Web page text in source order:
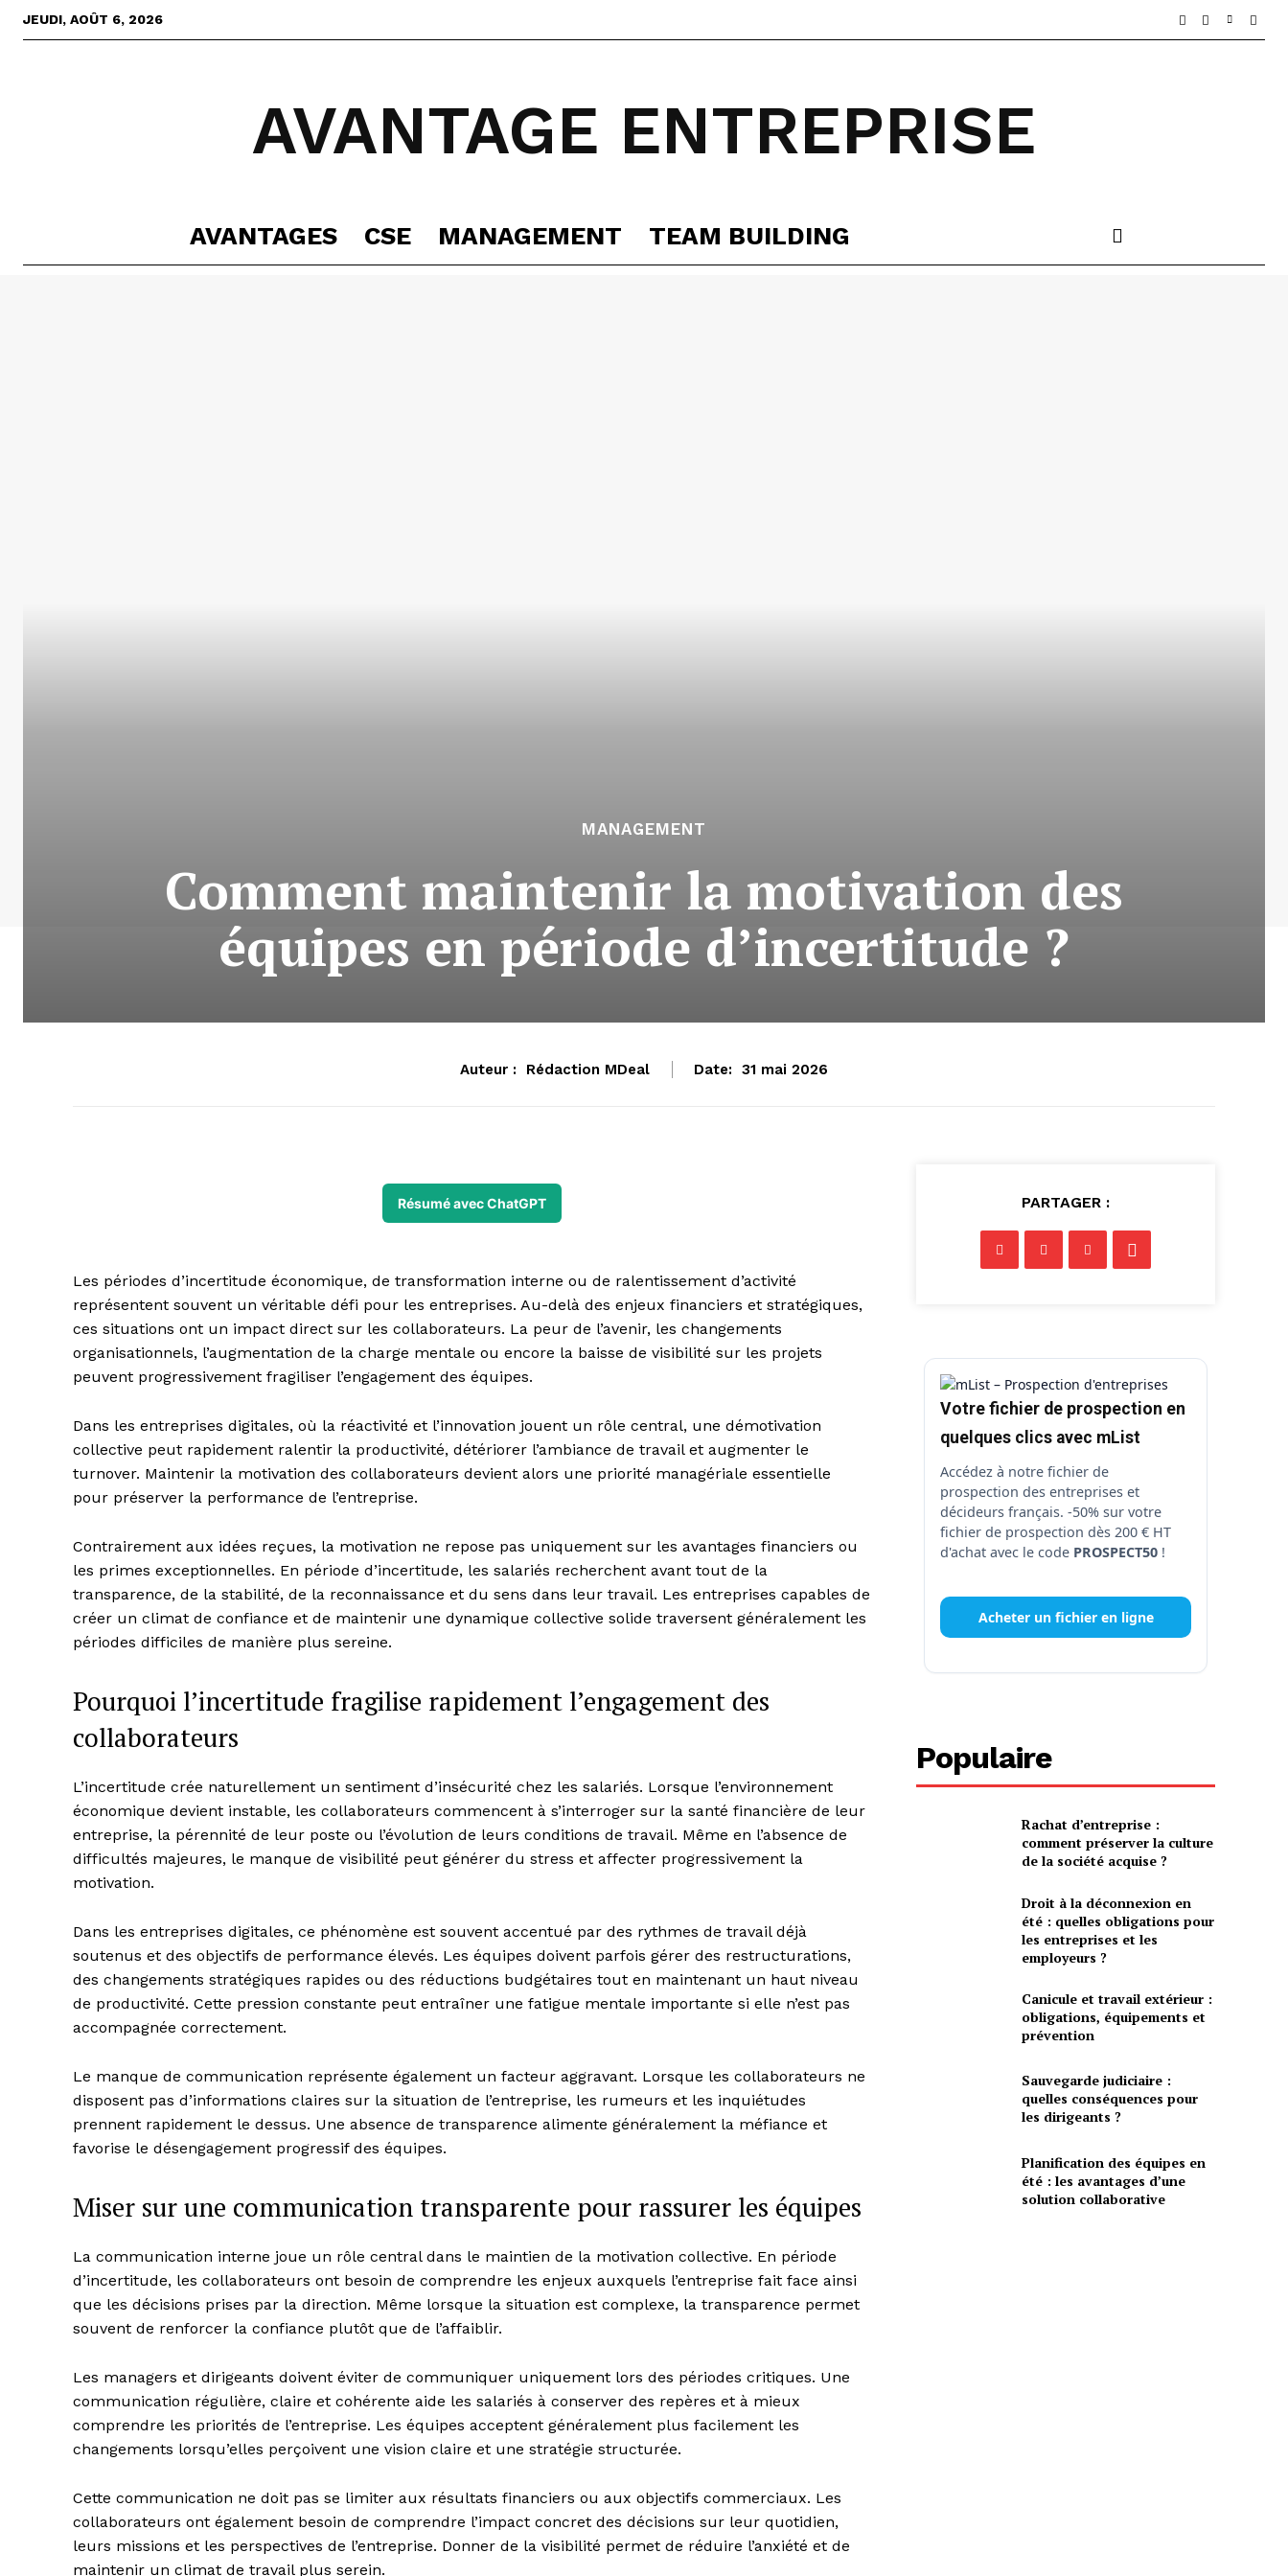
JEUDI, AOÛT 6, 2026
AVANTAGE ENTREPRISE
AVANTAGES CSE MANAGEMENT TEAM BUILDING
MANAGEMENT
Comment maintenir la motivation des
équipes en période d’incertitude ?
Auteur : Rédaction MDeal Date: 31 mai 2026
Résumé avec ChatGPT
Les périodes d’incertitude économique, de transformation interne ou de ralentissement d’activité
représentent souvent un véritable défi pour les entreprises. Au-delà des enjeux financiers et stratégiques,
ces situations ont un impact direct sur les collaborateurs. La peur de l’avenir, les changements
organisationnels, l’augmentation de la charge mentale ou encore la baisse de visibilité sur les projets
peuvent progressivement fragiliser l’engagement des équipes.
Dans les entreprises digitales, où la réactivité et l’innovation jouent un rôle central, une démotivation
collective peut rapidement ralentir la productivité, détériorer l’ambiance de travail et augmenter le
turnover. Maintenir la motivation des collaborateurs devient alors une priorité managériale essentielle
pour préserver la performance de l’entreprise.
Contrairement aux idées reçues, la motivation ne repose pas uniquement sur les avantages financiers ou
les primes exceptionnelles. En période d’incertitude, les salariés recherchent avant tout de la
transparence, de la stabilité, de la reconnaissance et du sens dans leur travail. Les entreprises capables de
créer un climat de confiance et de maintenir une dynamique collective solide traversent généralement les
périodes difficiles de manière plus sereine.
Pourquoi l’incertitude fragilise rapidement l’engagement des
collaborateurs
L’incertitude crée naturellement un sentiment d’insécurité chez les salariés. Lorsque l’environnement
économique devient instable, les collaborateurs commencent à s’interroger sur la santé financière de leur
entreprise, la pérennité de leur poste ou l’évolution de leurs conditions de travail. Même en l’absence de
difficultés majeures, le manque de visibilité peut générer du stress et affecter progressivement la
motivation.
Dans les entreprises digitales, ce phénomène est souvent accentué par des rythmes de travail déjà
soutenus et des objectifs de performance élevés. Les équipes doivent parfois gérer des restructurations,
des changements stratégiques rapides ou des réductions budgétaires tout en maintenant un haut niveau
de productivité. Cette pression constante peut entraîner une fatigue mentale importante si elle n’est pas
accompagnée correctement.
Le manque de communication représente également un facteur aggravant. Lorsque les collaborateurs ne
disposent pas d’informations claires sur la situation de l’entreprise, les rumeurs et les inquiétudes
prennent rapidement le dessus. Une absence de transparence alimente généralement la méfiance et
favorise le désengagement progressif des équipes.
Miser sur une communication transparente pour rassurer les équipes
La communication interne joue un rôle central dans le maintien de la motivation collective. En période
d’incertitude, les collaborateurs ont besoin de comprendre les enjeux auxquels l’entreprise fait face ainsi
que les décisions prises par la direction. Même lorsque la situation est complexe, la transparence permet
souvent de renforcer la confiance plutôt que de l’affaiblir.
Les managers et dirigeants doivent éviter de communiquer uniquement lors des périodes critiques. Une
communication régulière, claire et cohérente aide les salariés à conserver des repères et à mieux
comprendre les priorités de l’entreprise. Les équipes acceptent généralement plus facilement les
changements lorsqu’elles perçoivent une vision claire et une stratégie structurée.
Cette communication ne doit pas se limiter aux résultats financiers ou aux objectifs commerciaux. Les
collaborateurs ont également besoin de comprendre l’impact concret des décisions sur leur quotidien,
leurs missions et les perspectives de l’entreprise. Donner de la visibilité permet de réduire l’anxiété et de
maintenir un climat de travail plus serein.
PARTAGER :
Votre fichier de prospection en
quelques clics avec mList
Accédez à notre fichier de
prospection des entreprises et
décideurs français. -50% sur votre
fichier de prospection dès 200 € HT
d'achat avec le code PROSPECT50 !
Acheter un fichier en ligne
Populaire
Rachat d’entreprise :
comment préserver la culture
de la société acquise ?
Droit à la déconnexion en
été : quelles obligations pour
les entreprises et les
employeurs ?
Canicule et travail extérieur :
obligations, équipements et
prévention
Sauvegarde judiciaire :
quelles conséquences pour
les dirigeants ?
Planification des équipes en
été : les avantages d’une
solution collaborative